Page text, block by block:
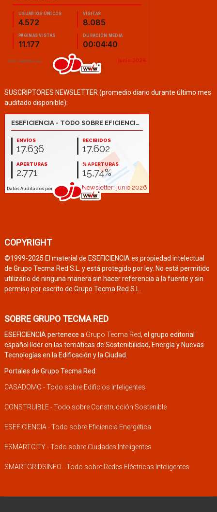
SUSCRIPTORES NEWSLETTER (promedio diario durante último mes
auditado disponible):
COPYRIGHT
©1999-2025 El material de ESEFICIENCIA es propiedad intelectual
de Grupo Tecma Red S.L. y está protegido por ley. No está permitido
utilizarlo de ninguna manera sin hacer referencia a la fuente y sin
permiso por escrito de Grupo Tecma Red S.L.
SOBRE GRUPO TECMA RED
ESEFICIENCIA pertenece a Grupo Tecma Red, el grupo editorial
español líder en las temáticas de Sostenibilidad, Energía y Nuevas
Tecnologías en la Edificación y la Ciudad.
Portales de Grupo Tecma Red:
CASADOMO - Todo sobre Edificios Inteligentes
CONSTRUIBLE - Todo sobre Construcción Sostenible
ESEFICIENCIA - Todo sobre Eficiencia Energética
ESMARTCITY - Todo sobre Ciudades Inteligentes
SMARTGRIDSINFO - Todo sobre Redes Eléctricas Inteligentes